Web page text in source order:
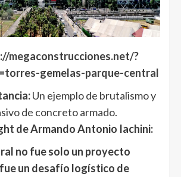
megaconstrucciones.net/?
gemelas-parque-central
Un ejemplo de brutalismo y
de concreto armado.
de Armando Antonio Iachini:
no fue solo un proyecto
un desafío logístico de